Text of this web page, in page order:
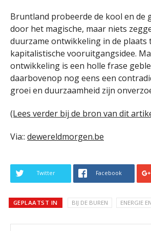
Bruntland probeerde de kool en de
door het magische, maar niets
duurzame ontwikkeling in de plaats
kapitalistische vooruitgangsidee.
ontwikkeling is een holle frase
daarbovenop nog eens een
groei en duurzaamheid zijn
(Lees verder bij de bron van dit
Via:: dewereldmorgen.be
Twitter Facebook
GEPLAATST IN BIJ DE BUREN ENERGIE